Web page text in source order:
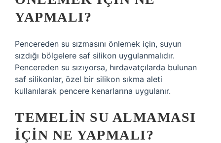
YAPMALI?
Pencereden su sızmasını önlemek için, suyun
sızdığı bölgelere saf silikon uygulanmalıdır.
Pencereden su sızıyorsa, hırdavatçılarda bulunan
saf silikonlar, özel bir silikon sıkma aleti
kullanılarak pencere kenarlarına uygulanır.
TEMELIN SU ALMAMASI
IÇIN NE YAPMALI?